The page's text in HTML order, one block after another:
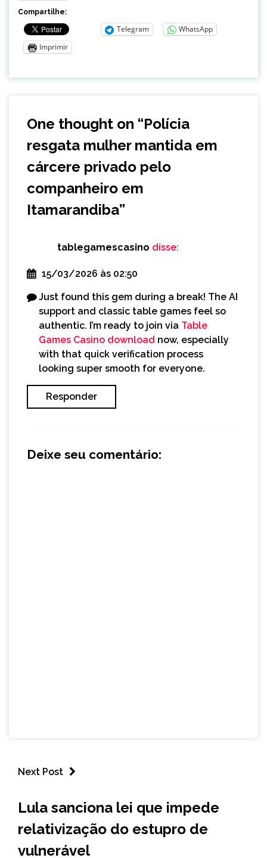
Compartilhe:
Telegram
WhatsApp
Imprimir
One thought on “Polícia
resgata mulher mantida em
cárcere privado pelo
companheiro em
Itamarandiba”
tablegamescasino disse:
15/03/2026 às 02:50
Just found this gem during a break! The AI
support and classic table games feel so
authentic. I’m ready to join via Table
Games Casino download now, especially
with that quick verification process
looking super smooth for everyone.
Responder
Deixe seu comentário:
Next Post
NOTÍCIAS
Lula sanciona lei que impede
relativização do estupro de
vulnerável